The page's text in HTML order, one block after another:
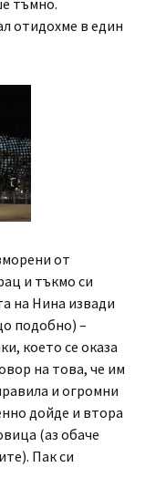
тъмно.
отидохме в един
от
и тъкмо си
на Нина извади
подобно) –
което се оказа
на това, че им
и огромни
дойде и втора
(аз обаче
Пак си